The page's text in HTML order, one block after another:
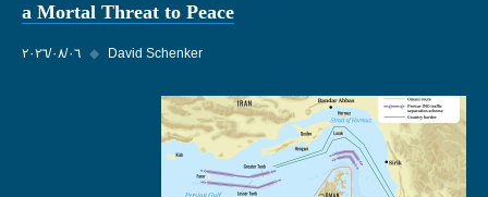
a Mortal Threat to Peace
٠٦‏/٠٨‏/٢٠٢٦ ◆ David Schenker